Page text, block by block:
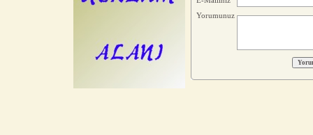
Yorumunuz